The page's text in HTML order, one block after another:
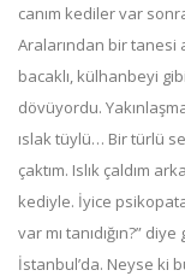
canım kediler var
Aralarından bir tanesi
bacaklı, külhanbeyi
dövüyordu.
ıslak tüylü… Bir türlü
çaktım. Islık çaldım
kediyle. İyice
var mı tanıdığın?”
İstanbul’da. Neyse ki